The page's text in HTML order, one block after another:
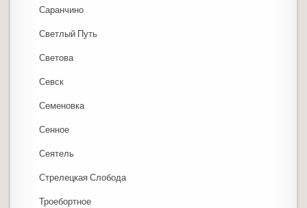
Саранчино
Светлый Путь
Светова
Севск
Семеновка
Сенное
Сеятель
Стрелецкая Слобода
Троебортное